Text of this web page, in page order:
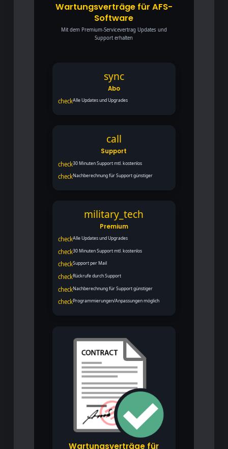
Wartungsverträge für AFS-
Software
Mit dem Premium-Servicevertrag Updates und
Support erhalten
sync
Abo
checkAlle Updates und Upgrades
call
Support
check30 Minuten Support mtl. kostenlos
checkNachberechnung für Support günstiger
military_tech
Premium
checkAlle Updates und Upgrades
check30 Minuten Support mtl. kostenlos
checkSupport per Mail
checkRückrufe durch Support
checkNachberechnung für Support günstiger
checkProgrammierungen/Anpassungen möglich
Wartungsverträge für